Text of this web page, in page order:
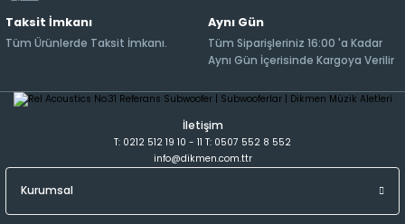
Taksit İmkanı
Tüm Ürünlerde Taksit İmkanı.
Aynı Gün
Tüm Siparişleriniz 16:00 'a Kadar
Aynı Gün İçerisinde Kargoya Verilir
İletişim
T: 0212 512 19 10 - 11 T: 0507 552 8 552
info@dikmen.com.ttr
Kurumsal